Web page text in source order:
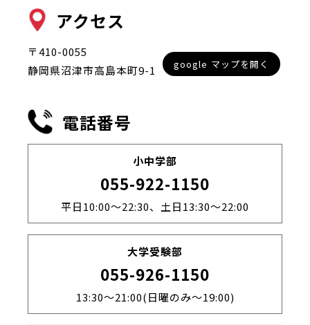
アクセス
〒410-0055
静岡県沼津市高島本町9-1
google マップを開く
電話番号
小中学部
055-922-1150
平日10:00～22:30、土日13:30～22:00
大学受験部
055-926-1150
13:30～21:00(日曜のみ～19:00)